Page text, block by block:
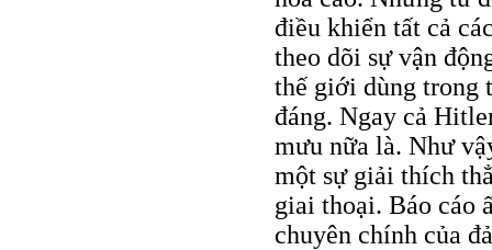
điều khiển tất cả
theo dõi sự vận
thế giới dùng trong
đáng. Ngay cả
mưu nữa là. Như
một sự giải thích
giai thoại. Báo cáo
chuyên chính của